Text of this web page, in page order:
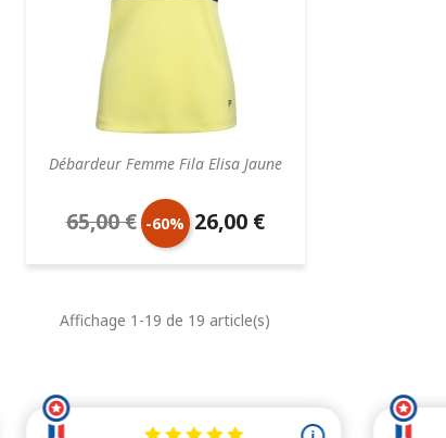
Débardeur Femme Fila Elisa Jaune
Prix
de
base
65,00 € -60% Prix
unitaire
26,00 €
Affichage 1-19 de 19 article(s)